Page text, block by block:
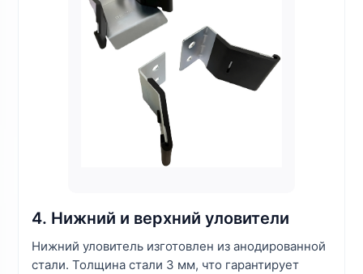
4. Нижний и верхний уловители
Нижний уловитель изготовлен из анодированной
стали. Толщина стали 3 мм, что гарантирует